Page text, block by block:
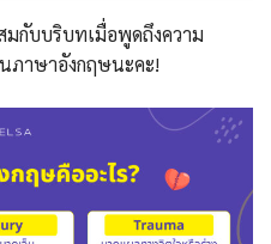
มกับบริบทเมื่อพูดถึงความ
ภาษาอังกฤษนะคะ!